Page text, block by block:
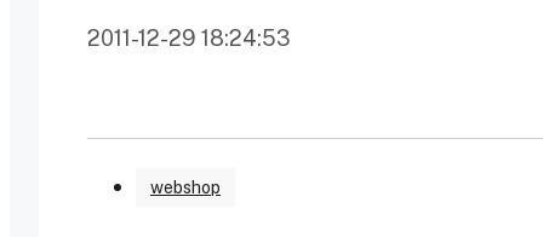
2011-12-29 18:24:53
webshop